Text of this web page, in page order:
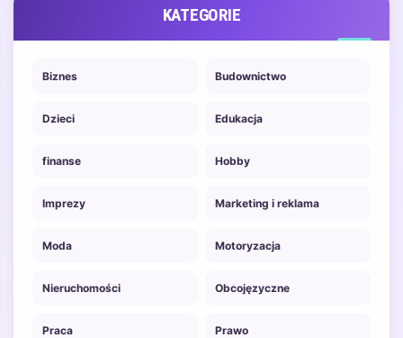
uprawnień. W…
KATEGORIE
Biznes Budownictwo
Dzieci Edukacja
finanse Hobby
Imprezy Marketing i reklama
Moda Motoryzacja
Nieruchomości Obcojęzyczne
Praca Prawo